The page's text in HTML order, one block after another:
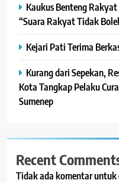
Kaukus Benteng
“Suara Rakyat Tidak
Kejari Pati Terima
Kurang dari Sepekan,
Kota Tangkap Pelaku
Sumenep
Recent
Tidak ada komentar